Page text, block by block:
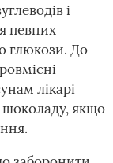
і
певних
глюкози. До
лікарі
якщо